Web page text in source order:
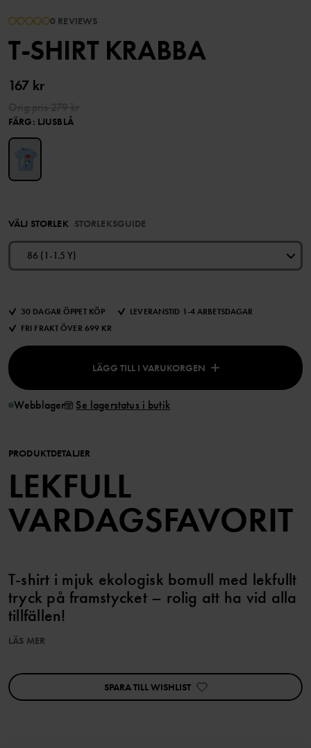
0 REVIEWS
T-SHIRT KRABBA
167 kr
FÄRG: LJUSBLÅ
VÄLJ STORLEK STORLEKSGUIDE
86 (1-1.5 Y)
30 DAGAR ÖPPET KÖP
LEVERANSTID 1-4 ARBETSDAGAR
FRI FRAKT ÖVER 699 KR
LÄGG TILL I VARUKORGEN
Webblager Se lagerstatus i butik
PRODUKTDETALJER
LEKFULL
VARDAGSFAVORIT
T-shirt i mjuk ekologisk bomull med lekfullt
tryck på framstycket – rolig att ha vid alla
tillfällen!
Egenskaper:
• YKK-tryckknappar
LÄS MER
SPARA TILL WISHLIST